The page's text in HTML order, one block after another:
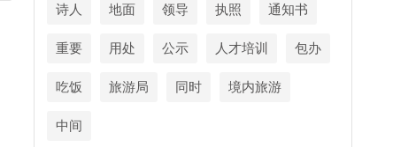
诗人 地面 领导 执照 通知书
重要 用处 公示 人才培训 包办
吃饭 旅游局 同时 境内旅游
中间